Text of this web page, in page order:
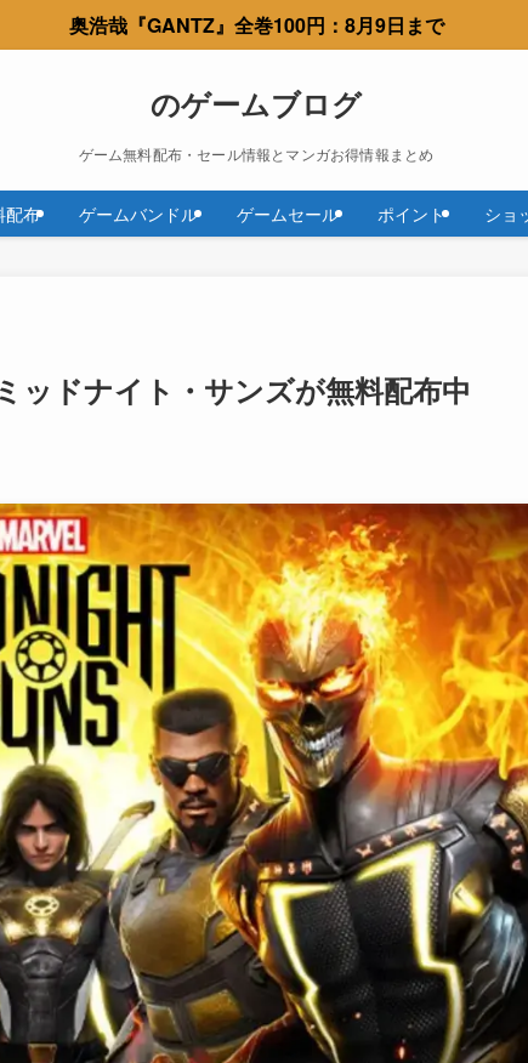
奥浩哉『GANTZ』全巻100円：8月9日まで
のゲームブログ
ゲーム無料配布・セール情報とマンガお得情報まとめ
配布 ゲームバンドル ゲームセール ポイント ショ
ッドナイト・サンズが無料配布中